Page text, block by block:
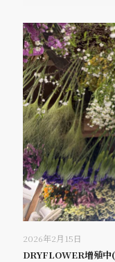
2026年2月15日
DRYFLOWER増殖